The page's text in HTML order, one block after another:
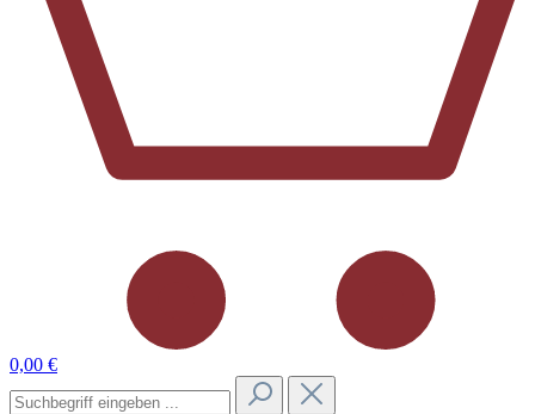
0,00 €